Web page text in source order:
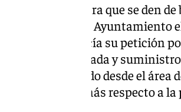
allanándose para que se den
y como solicitó el Ayuntamiento
Junta de Andalucía su petición
tener una entrada y
han confirmado desde el área
440 viviendas más respecto a